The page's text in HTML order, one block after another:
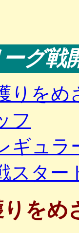
グ戦
りをめ
フ
ギュラ
スター
をめ